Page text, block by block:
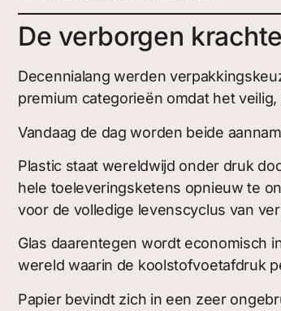
De verborgen
Decennialang werden
premium categorieën omdat het veilig,
Vandaag de dag worden beide
Plastic staat wereldwijd onder druk
hele toeleveringsketens opnieuw te
voor de volledige levenscyclus van
Glas daarentegen wordt economisch
wereld waarin de koolstofvoetafdruk
Papier bevindt zich in een zeer